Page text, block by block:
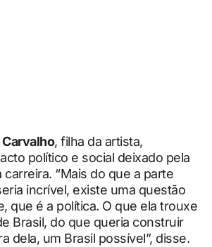
Carvalho, filha da artista,
político e social deixado pela
carreira. “Mais do que a parte
incrível, existe uma questão
que é a política. O que ela trouxe
Brasil, do que queria construir
dela, um Brasil possível”, disse.